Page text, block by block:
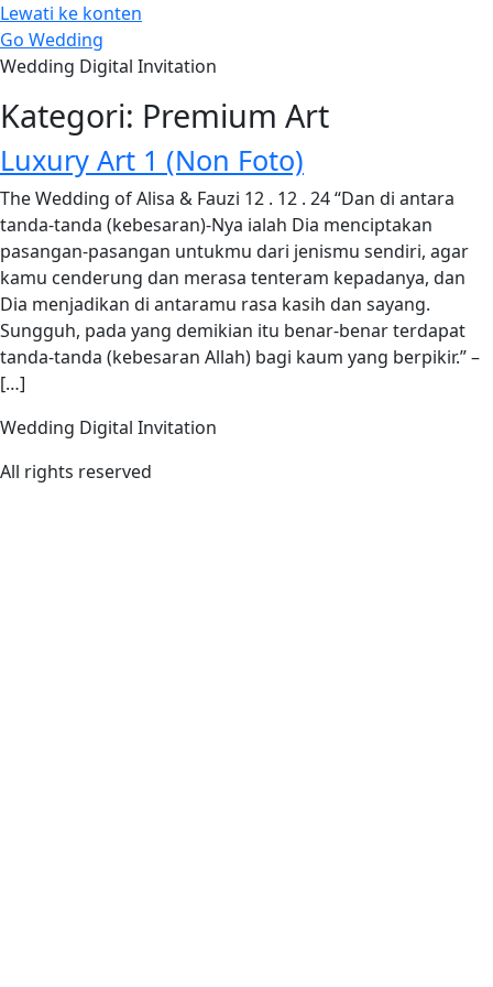
Lewati ke konten
Go Wedding
Wedding Digital Invitation
Kategori: Premium Art
Luxury Art 1 (Non Foto)
The Wedding of Alisa & Fauzi 12 . 12 . 24 “Dan di antara
tanda-tanda (kebesaran)-Nya ialah Dia menciptakan
pasangan-pasangan untukmu dari jenismu sendiri, agar
kamu cenderung dan merasa tenteram kepadanya, dan
Dia menjadikan di antaramu rasa kasih dan sayang.
Sungguh, pada yang demikian itu benar-benar terdapat
tanda-tanda (kebesaran Allah) bagi kaum yang berpikir.” –
[…]
Wedding Digital Invitation
All rights reserved